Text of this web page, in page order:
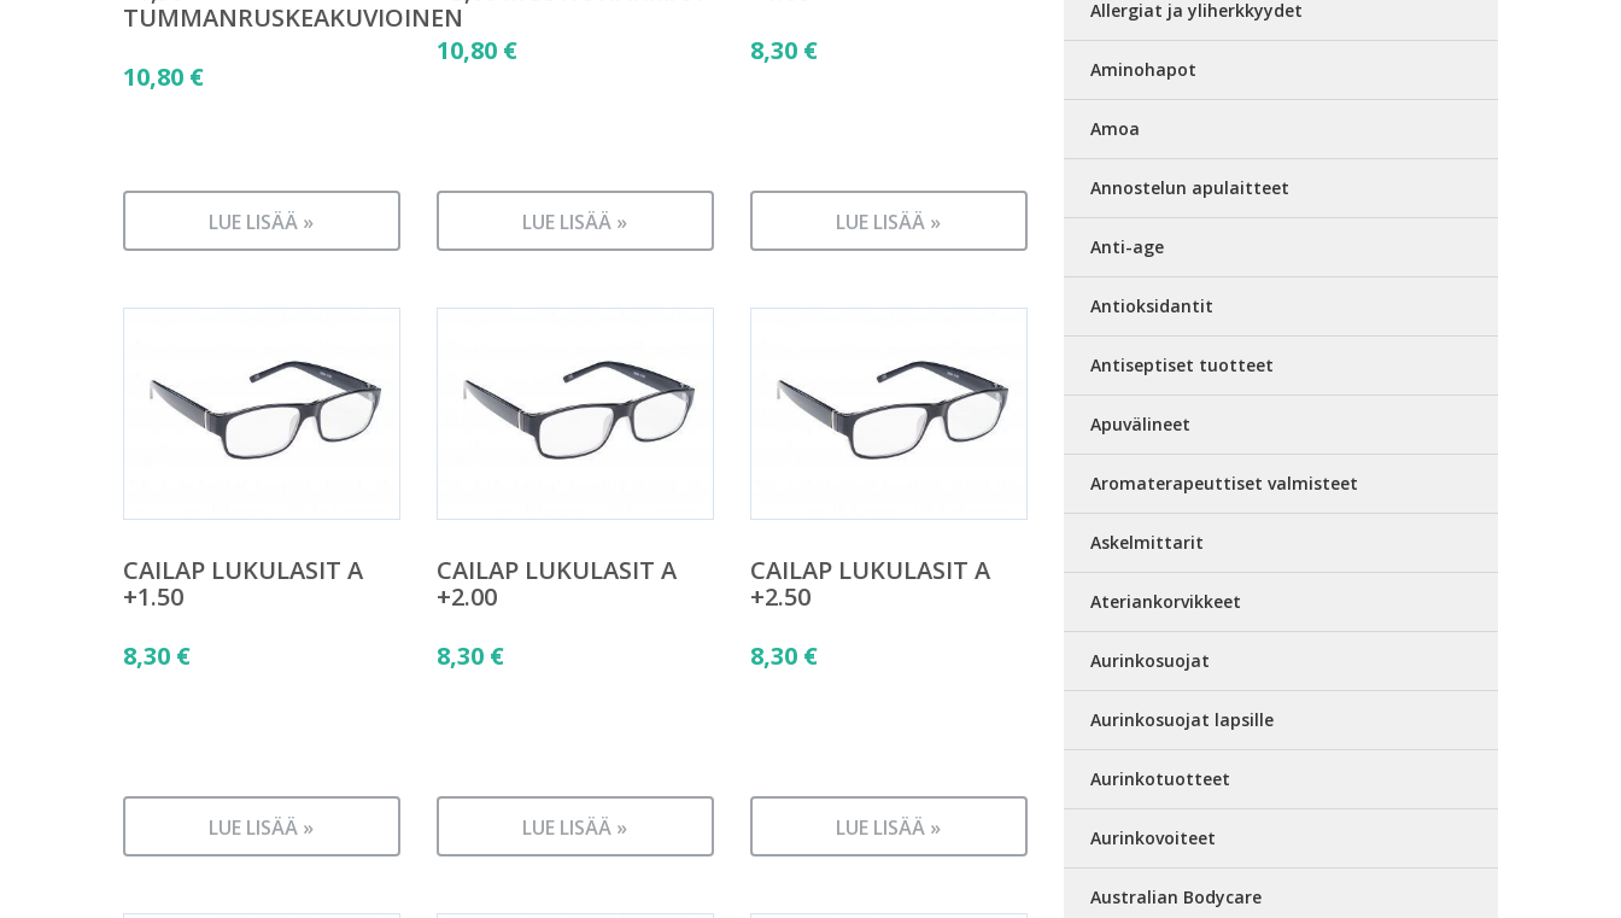
TUMMANRUSKEAKUVIOINEN
10,80 €
LUE LISÄÄ »
10,80 €
LUE LISÄÄ »
8,30 €
LUE LISÄÄ »
CAILAP LUKULASIT A
+1.50
8,30 €
LUE LISÄÄ »
CAILAP LUKULASIT A
+2.00
8,30 €
LUE LISÄÄ »
CAILAP LUKULASIT A
+2.50
8,30 €
LUE LISÄÄ »
Allergiat ja yliherkkyydet
Aminohapot
Amoa
Annostelun apulaitteet
Anti-age
Antioksidantit
Antiseptiset tuotteet
Apuvälineet
Aromaterapeuttiset valmisteet
Askelmittarit
Ateriankorvikkeet
Aurinkosuojat
Aurinkosuojat lapsille
Aurinkotuotteet
Aurinkovoiteet
Australian Bodycare